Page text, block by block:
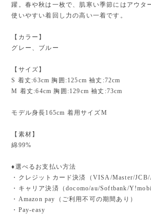
躍。春や秋は一枚で、肌寒い季節にはアウタ
使いやすい着回し力の高い一着です。
【カラー】
グレー、ブルー
【サイズ】
S 着丈:63cm 胸囲:125cm 袖丈:72cm
M 着丈:64cm 胸囲:129cm 袖丈:73cm
モデル身長165cm 着用サイズM
【素材】
綿99%
♦︎選べるお支払い方法
・クレジットカード決済（VISA/Master/JCB/
・キャリア決済（docomo/au/Softbank/
・Amazon pay（ご利用不可の期間あり）
・Pay-easy